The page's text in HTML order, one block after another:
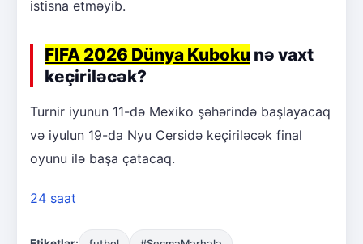
istisna etməyib.
FIFA 2026 Dünya Kuboku nə vaxt
keçiriləcək?
Turnir iyunun 11-də Mexiko şəhərində başlayacaq
və iyulun 19-da Nyu Cersidə keçiriləcək final
oyunu ilə başa çatacaq.
24 saat